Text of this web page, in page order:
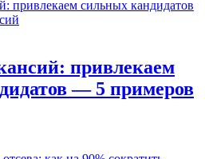
привлекаем
— 5 примеров